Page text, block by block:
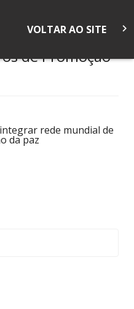
VOLTAR AO SITE keyboard_arrow_right
de Promoção
integrar rede mundial de
da paz